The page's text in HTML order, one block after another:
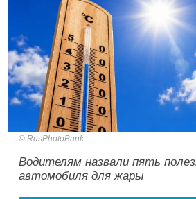
RusPhotoBank
Водителям назвали пять
автомобиля для жары